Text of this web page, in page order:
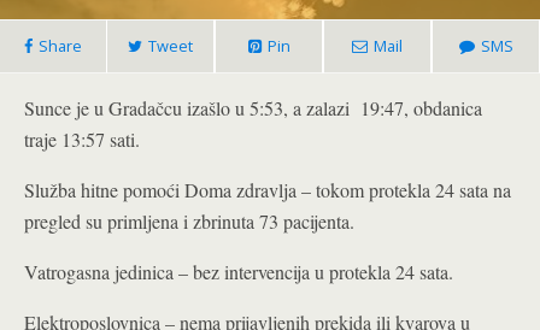
Share Tweet Pin Mail SMS
Sunce je u Gradačcu izašlo u 5:53, a zalazi 19:47, obdanica
traje 13:57 sati.
Služba hitne pomoći Doma zdravlja – tokom protekla 24 sata na
pregled su primljena i zbrinuta 73 pacijenta.
Vatrogasna jedinica – bez intervencija u protekla 24 sata.
Elektroposlovnica – nema prijavljenih prekida ili kvarova u